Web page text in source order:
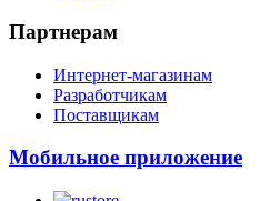
Партнерам
Интернет-магазинам
Разработчикам
Поставщикам
Мобильное приложение